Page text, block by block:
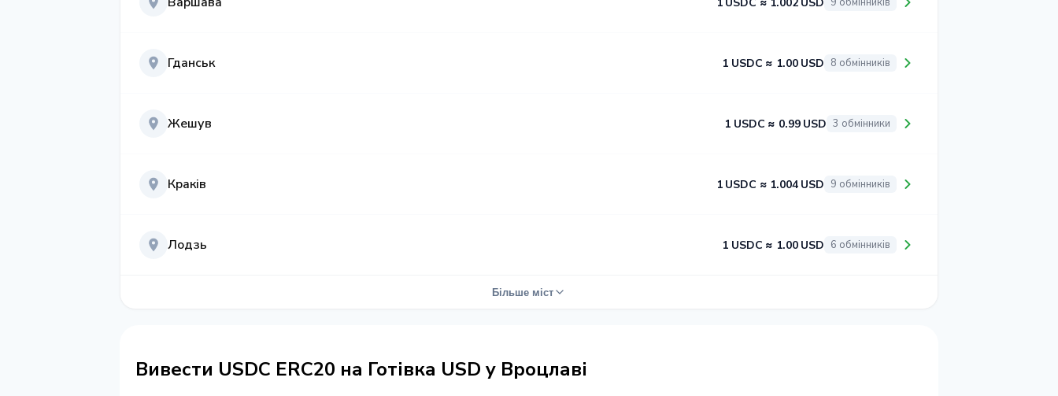
Гданськ 1 USDC ≈ 1.00 USD 8 обмінників
Жешув 1 USDC ≈ 0.99 USD 3 обмінники
Краків 1 USDC ≈ 1.004 USD 9 обмінників
Лодзь 1 USDC ≈ 1.00 USD 6 обмінників
Більше міст
Вивести USDC ERC20 на Готівка USD у Вроцлаві